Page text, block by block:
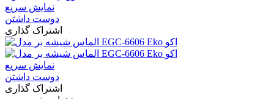
نمایش سریع
دوست داشتن
اشتراک گذاری
نمایش سریع
دوست داشتن
اشتراک گذاری